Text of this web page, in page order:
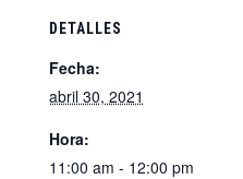
DETALLES
Fecha:
abril 30, 2021
Hora:
11:00 am - 12:00 pm